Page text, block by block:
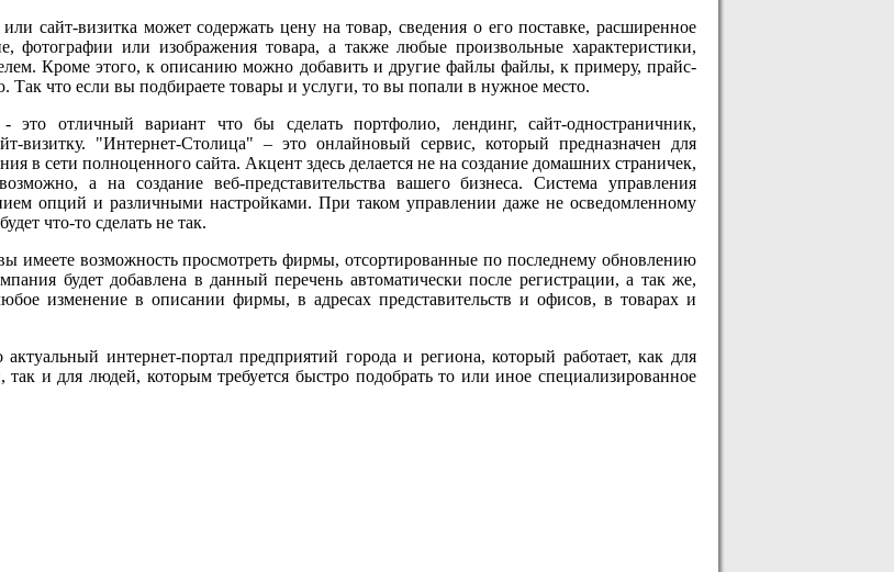
сайт-визитка может содержать цену на товар, сведения о его поставке, расширенное
фотографии или изображения товара, а также любые произвольные характеристики,
Кроме этого, к описанию можно добавить и другие файлы файлы, к примеру, прайс-
Так что если вы подбираете товары и услуги, то вы попали в нужное место.
- это отличный вариант что бы сделать портфолио, лендинг, сайт-одностраничник,
визитку. "Интернет-Столица" – это онлайновый сервис, который предназначен для
в сети полноценного сайта. Акцент здесь делается не на создание домашних страничек,
а на создание веб-представительства вашего бизнеса. Система управления
опций и различными настройками. При таком управлении даже не осведомленному
что-то сделать не так.
имеете возможность просмотреть фирмы, отсортированные по последнему обновлению
будет добавлена в данный перечень автоматически после регистрации, а так же,
изменение в описании фирмы, в адресах представительств и офисов, в товарах и
интернет-портал предприятий города и региона, который работает, как для
так и для людей, которым требуется быстро подобрать то или иное специализированное